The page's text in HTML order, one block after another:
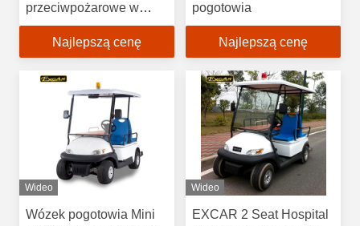
przeciwpożarowe w
samochodzie / klubie
Najlepszą cenę
pogotowia
Najlepszą cenę
Wideo
Wózek pogotowia Mini
Wideo
EXCAR 2 Seat Hospital